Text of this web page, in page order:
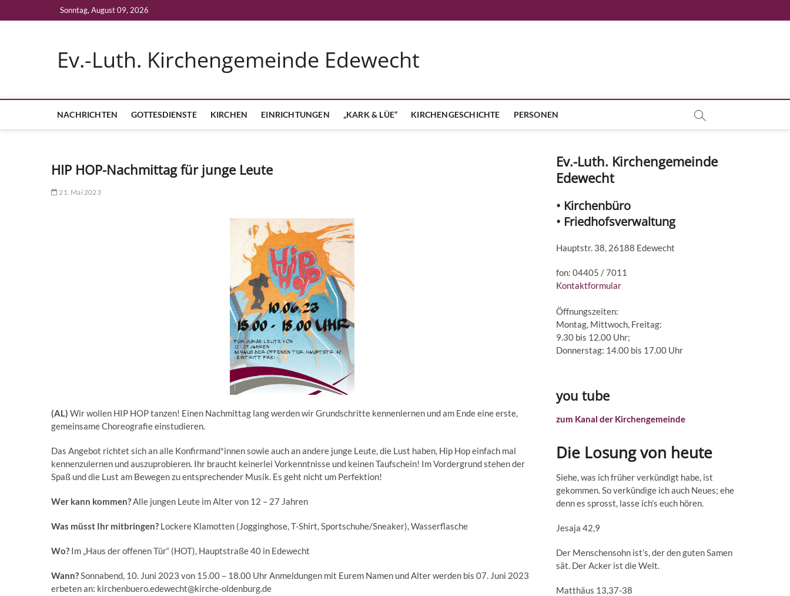
to
Sonntag, August 09, 2026
Ev.-Luth. Kirchengemeinde Edewecht
NACHRICHTEN GOTTESDIENSTE KIRCHEN EINRICHTUNGEN „KARK & LÜE“ KIRCHENGESCHICHTE PERSONEN
HIP HOP-Nachmittag für junge Leute
21. Mai 2023
(AL) Wir wollen HIP HOP tanzen! Einen Nachmittag lang werden wir Grundschritte kennenlernen und am Ende eine erste,
gemeinsame Choreografie einstudieren.
Das Angebot richtet sich an alle Konfirmand*innen sowie auch an andere junge Leute, die Lust haben, Hip Hop einfach mal
kennenzulernen und auszuprobieren. Ihr braucht keinerlei Vorkenntnisse und keinen Taufschein! Im Vordergrund stehen der
Spaß und die Lust am Bewegen zu entsprechender Musik. Es geht nicht um Perfektion!
Wer kann kommen?Alle jungen Leute im Alter von 12 – 27 Jahren
Was müsst Ihr mitbringen? Lockere Klamotten (Jogginghose, T-Shirt, Sportschuhe/Sneaker), Wasserflasche
Wo? Im „Haus der offenen Tür“ (HOT), Hauptstraße 40 in Edewecht
Wann?Sonnabend, 10. Juni 2023 von 15.00 – 18.00 Uhr Anmeldungen mit Eurem Namen und Alter werden bis 07. Juni 2023
erbeten an: kirchenbuero.edewecht@kirche-oldenburg.de
Ev.-Luth. Kirchengemeinde
Edewecht
• Kirchenbüro
• Friedhofsverwaltung
Hauptstr. 38, 26188 Edewecht
fon: 04405 / 7011
Kontaktformular
Öffnungszeiten:
Montag, Mittwoch, Freitag:
9.30 bis 12.00 Uhr;
Donnerstag: 14.00 bis 17.00 Uhr
you tube
zum Kanal der Kirchengemeinde
Die Losung von heute
Siehe, was ich früher verkündigt habe, ist
gekommen. So verkündige ich auch Neues; ehe
denn es sprosst, lasse ich’s euch hören.
Jesaja 42,9
Der Menschensohn ist’s, der den guten Samen
sät. Der Acker ist die Welt.
Matthäus 13,37-38